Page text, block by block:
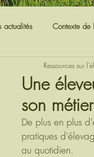
actualités Contexte de
élevage demain ?
des élevages
et environnement
Une
son
Ressources sur
De plus en plus
pratiques
au quotidien.